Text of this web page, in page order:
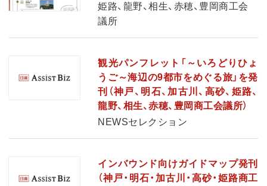
姫路、龍野、相生、赤穂、豊岡商工会
議所
観光パンフレット「～いろどりひょ
うご～海辺の9都市をめぐる旅」を発
刊（神戸、明石、加古川、高砂、姫路、
龍野、相生、赤穂、豊岡商工会議所）
NEWSセレクション
インバウンド向けガイドマップ発刊
（神戸・明石・加古川・高砂・姫路商工